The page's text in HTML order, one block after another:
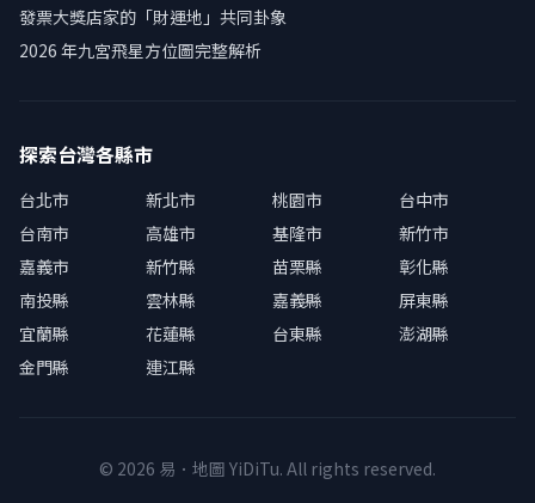
發票大獎店家的「財運地」共同卦象
2026 年九宮飛星方位圖完整解析
探索台灣各縣市
台北市 新北市 桃園市
台中市
台南市
高雄市 基隆市
新竹市
嘉義市
新竹縣 苗栗縣
彰化縣
南投縣
雲林縣 嘉義縣
屏東縣
宜蘭縣
花蓮縣 台東縣
澎湖縣
金門縣
連江縣
© 2026 易．地圖 YiDiTu. All rights reserved.